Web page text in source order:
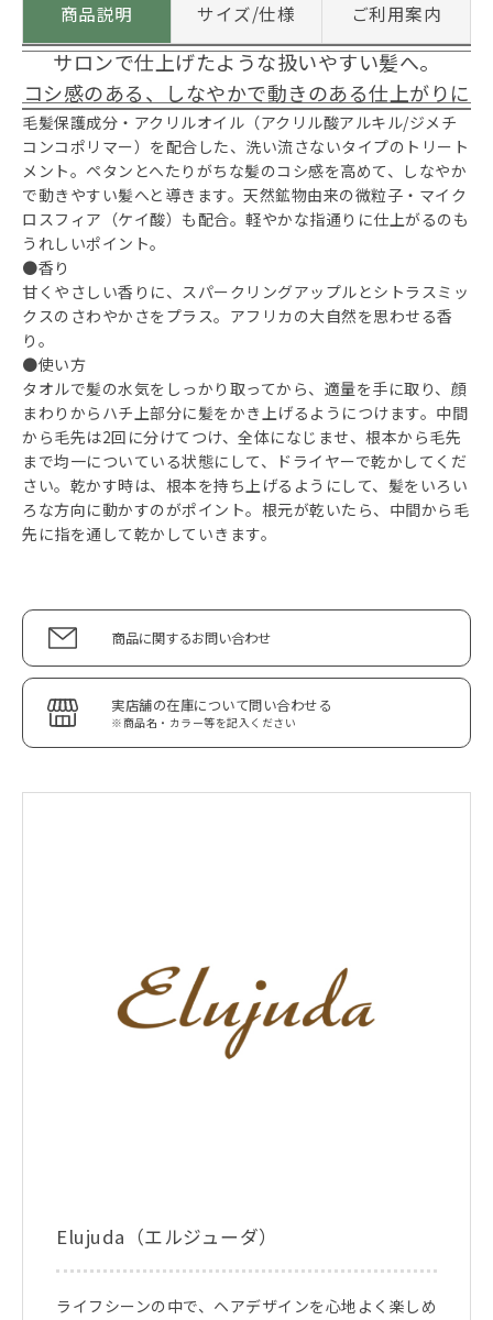
商品説明 サイズ/仕様 ご利用案内
サロンで仕上げたような扱いやすい髪へ。
コシ感のある、しなやかで動きのある仕上がりに
毛髪保護成分・アクリルオイル（アクリル酸アルキル/ジメチ
コンコポリマー）を配合した、洗い流さないタイプのトリート
メント。ペタンとへたりがちな髪のコシ感を高めて、しなやか
で動きやすい髪へと導きます。天然鉱物由来の微粒子・マイク
ロスフィア（ケイ酸）も配合。軽やかな指通りに仕上がるのも
うれしいポイント。
●香り
甘くやさしい香りに、スパークリングアップルとシトラスミッ
クスのさわやかさをプラス。アフリカの大自然を思わせる香
り。
●使い方
タオルで髪の水気をしっかり取ってから、適量を手に取り、顔
まわりからハチ上部分に髪をかき上げるようにつけます。中間
から毛先は2回に分けてつけ、全体になじませ、根本から毛先
まで均一についている状態にして、ドライヤーで乾かしてくだ
さい。乾かす時は、根本を持ち上げるようにして、髪をいろい
ろな方向に動かすのがポイント。根元が乾いたら、中間から毛
先に指を通して乾かしていきます。
商品に関するお問い合わせ
実店舗の在庫について問い合わせる
※商品名・カラー等を記入ください
Elujuda（エルジューダ）
ライフシーンの中で、ヘアデザインを心地よく楽しめ